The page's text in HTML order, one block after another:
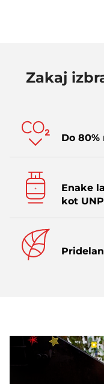
Zakaj
Do
Enake
kot